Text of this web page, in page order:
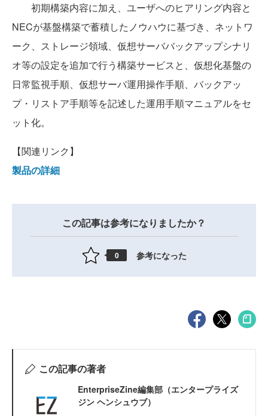
初期構築内容に加え、ユーザへのヒアリング内容と
NECが基盤構築で蓄積したノウハウに基づき、ネットワ
ーク、ストレージ領域、仮想サーババックアップシナリ
オ等の設定を追加で行う構築サービスと、仮想化基盤の
日常監視手順、仮想サーバ運用操作手順、バックアッ
プ・リストア手順等を記述した運用手順マニュアルをセ
ット化。
【関連リンク】
製品の詳細
この記事は参考になりましたか？
0 参考になった
この記事の著者
EnterpriseZine編集部（エンタープライズ
ジン ヘンシュウブ）